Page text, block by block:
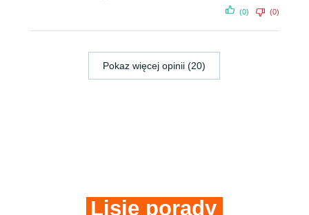
(0) (0)
Pokaz więcej opinii (20)
Lisie porady